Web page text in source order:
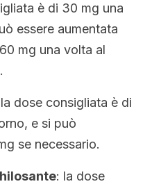
è di 30 mg una
essere aumentata
mg una volta al
la dose consigliata è di
e si può
se necessario.
: la dose